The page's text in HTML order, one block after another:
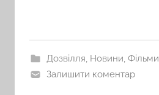
Дозвілля Новини Фільми
Залишити коментар